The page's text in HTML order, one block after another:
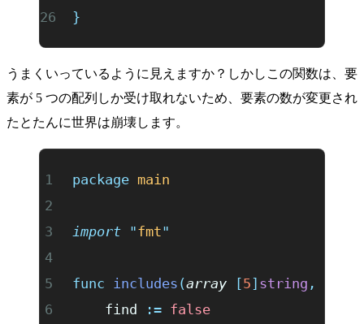
}
うまくいっているように見えますか？しかしこの関数は、要
素が 5 つの配列しか受け取れないため、要素の数が変更され
たとたんに世界は崩壊します。
package main
import "fmt"
func includes (array [5] string ,
	find
:= false